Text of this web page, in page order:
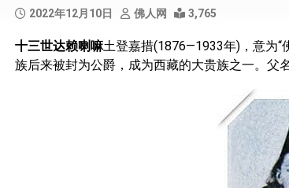
严
2022年12月10日 佛人网 3,765
十三世达赖喇嘛土登嘉措(1876—1933年)，意为“
族后来被封为公爵，成为西藏的大贵族之一。父